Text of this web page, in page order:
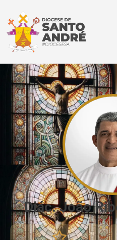
Diác. João